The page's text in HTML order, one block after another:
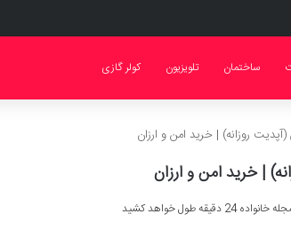
ساختمان تلویزیون کولر گازی
روزانه) | خرید امن و ارزان
| خرید امن و ارزان
طول خواهد کشید